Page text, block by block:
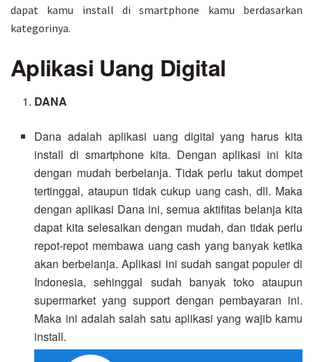
dapat kamu install di smartphone kamu berdasarkan
kategorinya.
Aplikasi Uang Digital
DANA
Dana adalah aplikasi uang digital yang harus kita
install di smartphone kita. Dengan aplikasi ini kita
dengan mudah berbelanja. Tidak perlu takut dompet
tertinggal, ataupun tidak cukup uang cash, dll. Maka
dengan aplikasi Dana ini, semua aktifitas belanja kita
dapat kita selesaikan dengan mudah, dan tidak perlu
repot-repot membawa uang cash yang banyak ketika
akan berbelanja. Aplikasi ini sudah sangat populer di
Indonesia, sehinggal sudah banyak toko ataupun
supermarket yang support dengan pembayaran ini.
Maka ini adalah salah satu aplikasi yang wajib kamu
install.